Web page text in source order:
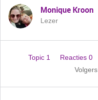
Monique Kroon
Lezer
Topic 1 Reacties 0
Volgers